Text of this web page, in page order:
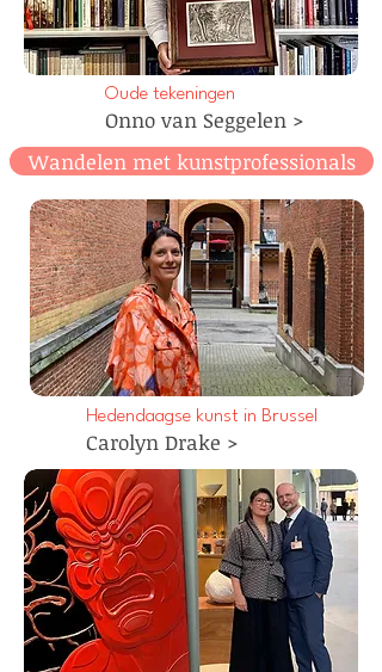
Oude tekeningen
Onno van Seggelen >
Wandelen met kunstprofessionals
Hedendaagse kunst in Brussel
Carolyn Drake >